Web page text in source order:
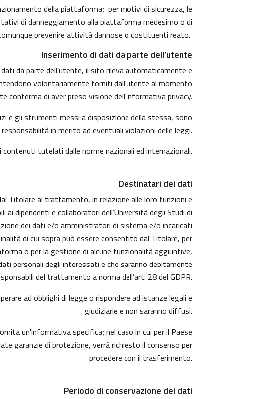
della piattaforma; per motivi di sicurezza, le
di danneggiamento alla piattaforma medesimo o di
prevenire attività dannose o costituenti reato.
Inserimento di dati da parte dell’utente
da parte dell’utente, il sito rileva automaticamente e
volontariamente forniti dall'utente al momento
conferma di aver preso visione dell'informativa privacy.
e gli strumenti messi a disposizione della stessa, sono
in merito ad eventuali violazioni delle leggi.
tutelati dalle norme nazionali ed internazionali.
Destinatari dei dati
al trattamento, in relazione alle loro funzioni e
dipendenti e collaboratori dell’Università degli Studi di
dei dati e/o amministratori di sistema e/o incaricati
di cui sopra può essere consentito dal Titolare, per
o per la gestione di alcune funzionalità aggiuntive,
personali degli interessati e che saranno debitamente
del trattamento a norma dell’art. 28 del GDPR.
ad obblighi di legge o rispondere ad istanze legali e
giudiziarie e non saranno diffusi.
un'informativa specifica; nel caso in cui per il Paese
garanzie di protezione, verrà richiesto il consenso per
procedere con il trasferimento.
Periodo di conservazione dei dati